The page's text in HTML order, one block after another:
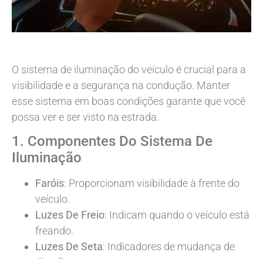
O sistema de iluminação do veículo é crucial para a
visibilidade e a segurança na condução. Manter
esse sistema em boas condições garante que você
possa ver e ser visto na estrada.
1. Componentes Do Sistema De
Iluminação
Faróis: Proporcionam visibilidade à frente do
veículo.
Luzes De Freio: Indicam quando o veículo está
freando.
Luzes De Seta: Indicadores de mudança de